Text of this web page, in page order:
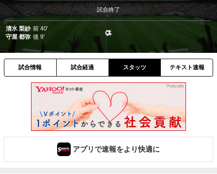
試合終了
清水 梨紗 前 40'
守屋 都弥 後 9'
試合情報 試合経過 スタッツ テキスト速報
アプリで速報をより快適に